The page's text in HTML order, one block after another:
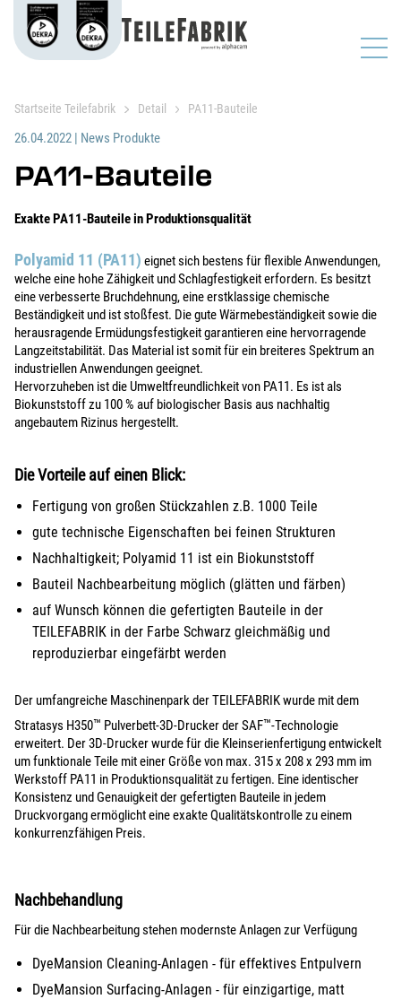
Startseite Teilefabrik Detail PA11-Bauteile
26.04.2022 | News Produkte
PA11-Bauteile
Exakte PA11-Bauteile in Produktionsqualität
Polyamid 11 (PA11) eignet sich bestens für flexible Anwendungen,
welche eine hohe Zähigkeit und Schlagfestigkeit erfordern. Es besitzt
eine verbesserte Bruchdehnung, eine erstklassige chemische
Beständigkeit und ist stoßfest. Die gute Wärmebeständigkeit sowie die
herausragende Ermüdungsfestigkeit garantieren eine hervorragende
Langzeitstabilität. Das Material ist somit für ein breiteres Spektrum an
industriellen Anwendungen geeignet.
Hervorzuheben ist die Umweltfreundlichkeit von PA11. Es ist als
Biokunststoff zu 100 % auf biologischer Basis aus nachhaltig
angebautem Rizinus hergestellt.
Die Vorteile auf einen Blick:
Fertigung von großen Stückzahlen z.B. 1000 Teile
gute technische Eigenschaften bei feinen Strukturen
Nachhaltigkeit; Polyamid 11 ist ein Biokunststoff
Bauteil Nachbearbeitung möglich (glätten und färben)
auf Wunsch können die gefertigten Bauteile in der
TEILEFABRIK in der Farbe Schwarz gleichmäßig und
reproduzierbar eingefärbt werden
Der umfangreiche Maschinenpark der TEILEFABRIK wurde mit dem
Stratasys H350™ Pulverbett-3D-Drucker der SAF™-Technologie
erweitert. Der 3D-Drucker wurde für die Kleinserienfertigung entwickelt
um funktionale Teile mit einer Größe von max. 315 x 208 x 293 mm im
Werkstoff PA11 in Produktionsqualität zu fertigen. Eine identischer
Konsistenz und Genauigkeit der gefertigten Bauteile in jedem
Druckvorgang ermöglicht eine exakte Qualitätskontrolle zu einem
konkurrenzfähigen Preis.
Nachbehandlung
Für die Nachbearbeitung stehen modernste Anlagen zur Verfügung
DyeMansion Cleaning-Anlagen - für effektives Entpulvern
DyeMansion Surfacing-Anlagen - für einzigartige, matt